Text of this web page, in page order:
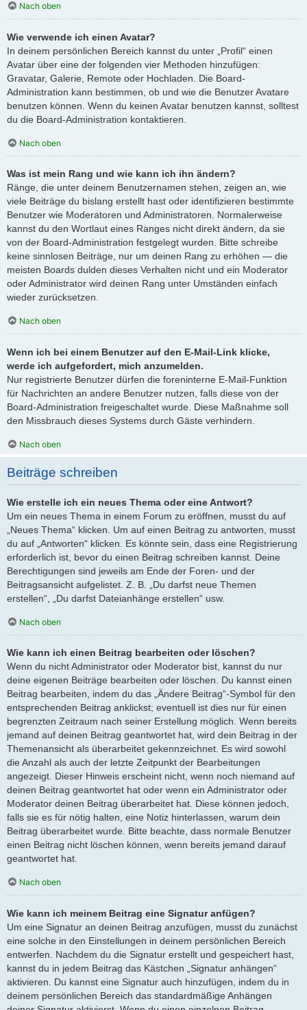
Nach oben
Wie verwende ich einen Avatar?
In deinem persönlichen Bereich kannst du unter „Profil“ einen
Avatar über eine der folgenden vier Methoden hinzufügen:
Gravatar, Galerie, Remote oder Hochladen. Die Board-
Administration kann bestimmen, ob und wie die Benutzer Avatare
benutzen können. Wenn du keinen Avatar benutzen kannst, solltest
du die Board-Administration kontaktieren.
Nach oben
Was ist mein Rang und wie kann ich ihn ändern?
Ränge, die unter deinem Benutzernamen stehen, zeigen an, wie
viele Beiträge du bislang erstellt hast oder identifizieren bestimmte
Benutzer wie Moderatoren und Administratoren. Normalerweise
kannst du den Wortlaut eines Ranges nicht direkt ändern, da sie
von der Board-Administration festgelegt wurden. Bitte schreibe
keine sinnlosen Beiträge, nur um deinen Rang zu erhöhen — die
meisten Boards dulden dieses Verhalten nicht und ein Moderator
oder Administrator wird deinen Rang unter Umständen einfach
wieder zurücksetzen.
Nach oben
Wenn ich bei einem Benutzer auf den E-Mail-Link klicke,
werde ich aufgefordert, mich anzumelden.
Nur registrierte Benutzer dürfen die foreninterne E-Mail-Funktion
für Nachrichten an andere Benutzer nutzen, falls diese von der
Board-Administration freigeschaltet wurde. Diese Maßnahme soll
den Missbrauch dieses Systems durch Gäste verhindern.
Nach oben
Beiträge schreiben
Wie erstelle ich ein neues Thema oder eine Antwort?
Um ein neues Thema in einem Forum zu eröffnen, musst du auf
„Neues Thema“ klicken. Um auf einen Beitrag zu antworten, musst
du auf „Antworten“ klicken. Es könnte sein, dass eine Registrierung
erforderlich ist, bevor du einen Beitrag schreiben kannst. Deine
Berechtigungen sind jeweils am Ende der Foren- und der
Beitragsansicht aufgelistet. Z. B. „Du darfst neue Themen
erstellen“, „Du darfst Dateianhänge erstellen“ usw.
Nach oben
Wie kann ich einen Beitrag bearbeiten oder löschen?
Wenn du nicht Administrator oder Moderator bist, kannst du nur
deine eigenen Beiträge bearbeiten oder löschen. Du kannst einen
Beitrag bearbeiten, indem du das „Ändere Beitrag“-Symbol für den
entsprechenden Beitrag anklickst; eventuell ist dies nur für einen
begrenzten Zeitraum nach seiner Erstellung möglich. Wenn bereits
jemand auf deinen Beitrag geantwortet hat, wird dein Beitrag in der
Themenansicht als überarbeitet gekennzeichnet. Es wird sowohl
die Anzahl als auch der letzte Zeitpunkt der Bearbeitungen
angezeigt. Dieser Hinweis erscheint nicht, wenn noch niemand auf
deinen Beitrag geantwortet hat oder wenn ein Administrator oder
Moderator deinen Beitrag überarbeitet hat. Diese können jedoch,
falls sie es für nötig halten, eine Notiz hinterlassen, warum dein
Beitrag überarbeitet wurde. Bitte beachte, dass normale Benutzer
einen Beitrag nicht löschen können, wenn bereits jemand darauf
geantwortet hat.
Nach oben
Wie kann ich meinem Beitrag eine Signatur anfügen?
Um eine Signatur an deinen Beitrag anzufügen, musst du zunächst
eine solche in den Einstellungen in deinem persönlichen Bereich
entwerfen. Nachdem du die Signatur erstellt und gespeichert hast,
kannst du in jedem Beitrag das Kästchen „Signatur anhängen“
aktivieren. Du kannst eine Signatur auch hinzufügen, indem du in
deinem persönlichen Bereich das standardmäßige Anhängen